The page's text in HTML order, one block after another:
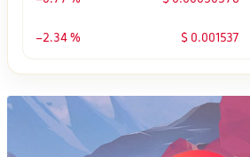
0.001537 $
-2.34 %